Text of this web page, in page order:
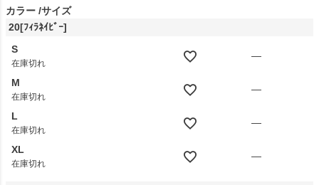
カラー サイズ
20[ﾌｨﾗﾈｲﾋﾞｰ]
S
在庫切れ
—
M
在庫切れ
—
L
在庫切れ
—
XL
在庫切れ
—